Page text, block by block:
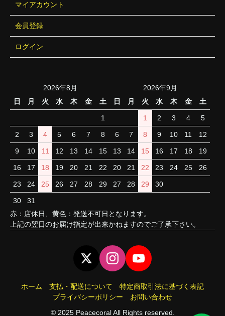
マイアカウント
会員登録
ログイン
2026年8月
日
月 火 水 木 金 土
1
2 3 4 5 6 7 8
9 10 11 12 13 14 15
16 17 18 19 20 21 22
23 24 25 26 27 28 29
30 31
2026年9月
日
月 火 水 木 金 土
1 2 3 4 5
6 7 8 9 10 11 12
13 14 15 16 17 18 19
20 21 22 23 24 25 26
27 28 29 30
赤：店休日、黄色：発送不可日となります。
上記の翌日のお届け指定が出来かねますのでご了承下さい。
ホーム 支払・配送について
特定商取引法に基づく表記
プライバシーポリシー
お問い合わせ
© 2025 Peacecoral All Rights reserved.